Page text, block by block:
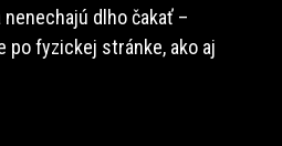
dlho čakať –
po fyzickej stránke, ako aj